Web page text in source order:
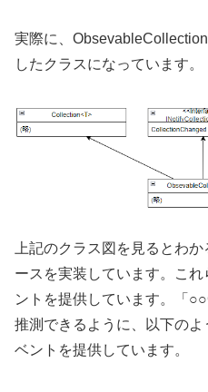
実際に、
したクラスになっています。
上記のクラス図を見るとわ
ースを実装しています。こ
ントを提供しています。「
推測できるように、以下の
ベントを提供しています。